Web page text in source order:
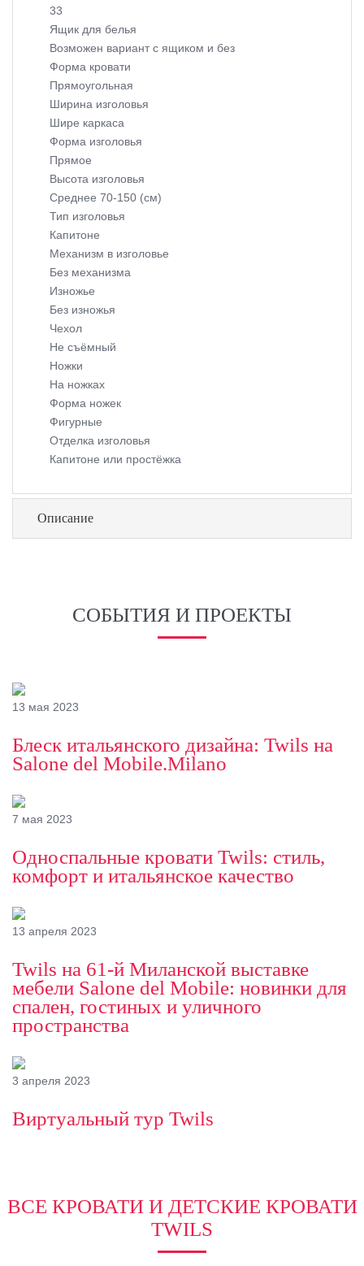
33
Ящик для белья
Возможен вариант с ящиком и без
Форма кровати
Прямоугольная
Ширина изголовья
Шире каркаса
Форма изголовья
Прямое
Высота изголовья
Среднее 70-150 (см)
Тип изголовья
Капитоне
Механизм в изголовье
Без механизма
Изножье
Без изножья
Чехол
Не съёмный
Ножки
На ножках
Форма ножек
Фигурные
Отделка изголовья
Капитоне или простёжка
Описание
СОБЫТИЯ И ПРОЕКТЫ
13 мая 2023
Блеск итальянского дизайна: Twils на
Salone del Mobile.Milano
7 мая 2023
Односпальные кровати Twils: стиль,
комфорт и итальянское качество
13 апреля 2023
Twils на 61-й Миланской выставке
мебели Salone del Mobile: новинки для
спален, гостиных и уличного
пространства
3 апреля 2023
Виртуальный тур Twils
ВСЕ КРОВАТИ И ДЕТСКИЕ КРОВАТИ
TWILS